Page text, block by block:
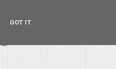
GOT IT